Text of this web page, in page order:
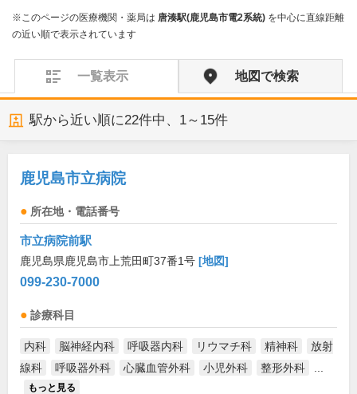
※このページの医療機関・薬局は 唐湊駅(鹿児島市電2系統) を中心に直線距離
の近い順で表示されています
一覧表示 地図で検索
駅から近い順に22件中、 1～15件
鹿児島市立病院
所在地・電話番号
市立病院前駅
鹿児島県鹿児島市上荒田町37番1号 [地図]
099-230-7000
診療科目
内科 脳神経内科 呼吸器内科 リウマチ科 精神科
放射
線科
呼吸器外科 心臓血管外科 小児外科 整形外科
もっと見る